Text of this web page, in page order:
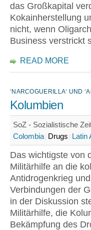
das Großkapital
Kokainherstellung
nicht, wenn
Business verstrickt
READ MORE
‘NARCOGUERILLA‘ UND
Kolumbien
SoZ - Sozialistische
Colombia Drugs Latin
Das wichtigste von
Militärhilfe an die
Antidrogenkrieg
Verbindungen der
in der Diskussion
Militärhilfe, die
Bekämpfung des